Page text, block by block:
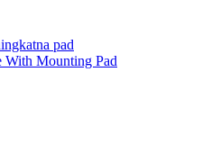
pad
With Mounting Pad